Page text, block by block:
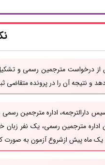
از درخواست مترجمین رسمی و
و نتیجه آن را در پرونده متقاضی
دارالترجمه، اداره مترجمین
اداره مترجمین رسمی، یک نفر
ماه پیش ازشروع آزمون به صورت